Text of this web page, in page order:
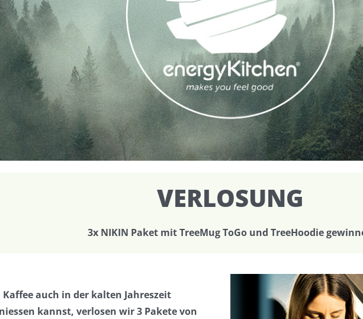
VERLOSUNG
3x NIKIN Paket mit TreeMug ToGo und TreeHoodie
auch in der kalten Jahreszeit
kannst, verlosen wir 3 Pakete von